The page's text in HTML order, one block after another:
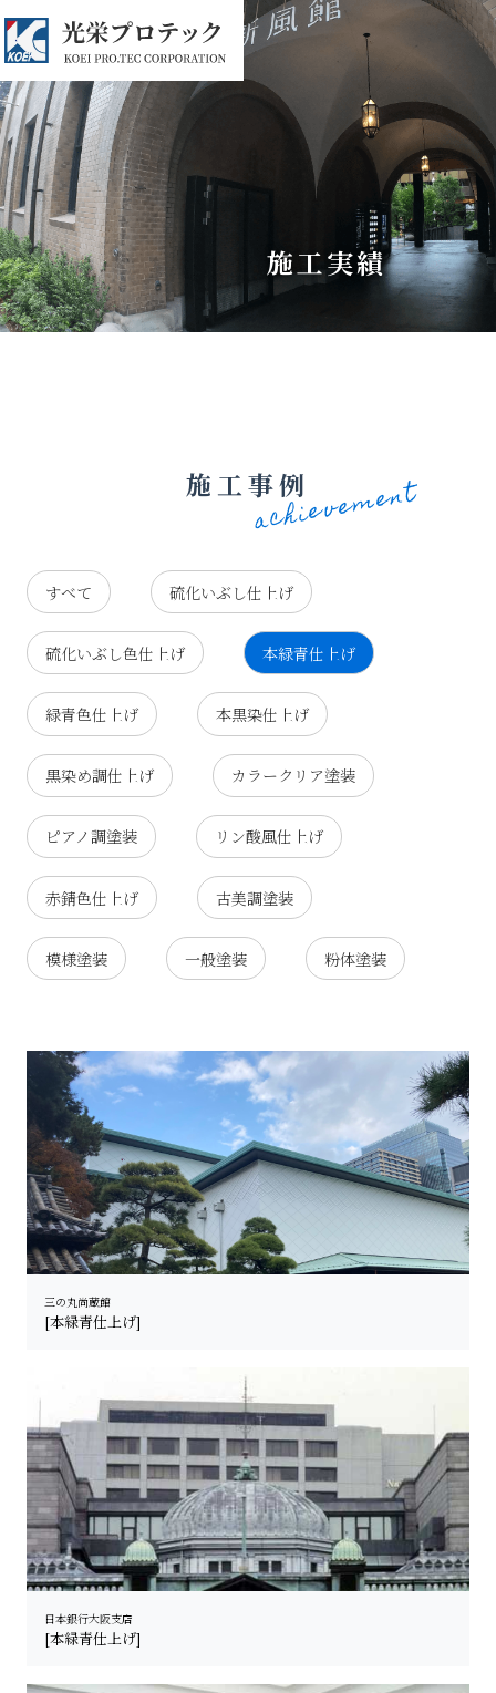
施工実績
施工事例
すべて 硫化いぶし仕上げ
硫化いぶし色仕上げ 本緑青仕上げ
緑青色仕上げ 本黒染仕上げ
黒染め調仕上げ カラークリア塗装
ピアノ調塗装 リン酸風仕上げ
赤錆色仕上げ 古美調塗装
模様塗装 一般塗装 粉体塗装
三の丸尚蔵館
[本緑青仕上げ]
日本銀行大阪支店
[本緑青仕上げ]